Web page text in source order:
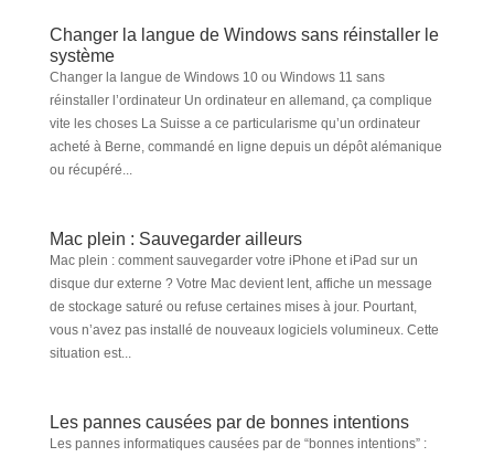
Changer la langue de Windows sans réinstaller le
système
Changer la langue de Windows 10 ou Windows 11 sans
réinstaller l’ordinateur Un ordinateur en allemand, ça complique
vite les choses La Suisse a ce particularisme qu’un ordinateur
acheté à Berne, commandé en ligne depuis un dépôt alémanique
ou récupéré...
Mac plein : Sauvegarder ailleurs
Mac plein : comment sauvegarder votre iPhone et iPad sur un
disque dur externe ? Votre Mac devient lent, affiche un message
de stockage saturé ou refuse certaines mises à jour. Pourtant,
vous n’avez pas installé de nouveaux logiciels volumineux. Cette
situation est...
Les pannes causées par de bonnes intentions
Les pannes informatiques causées par de “bonnes intentions” :